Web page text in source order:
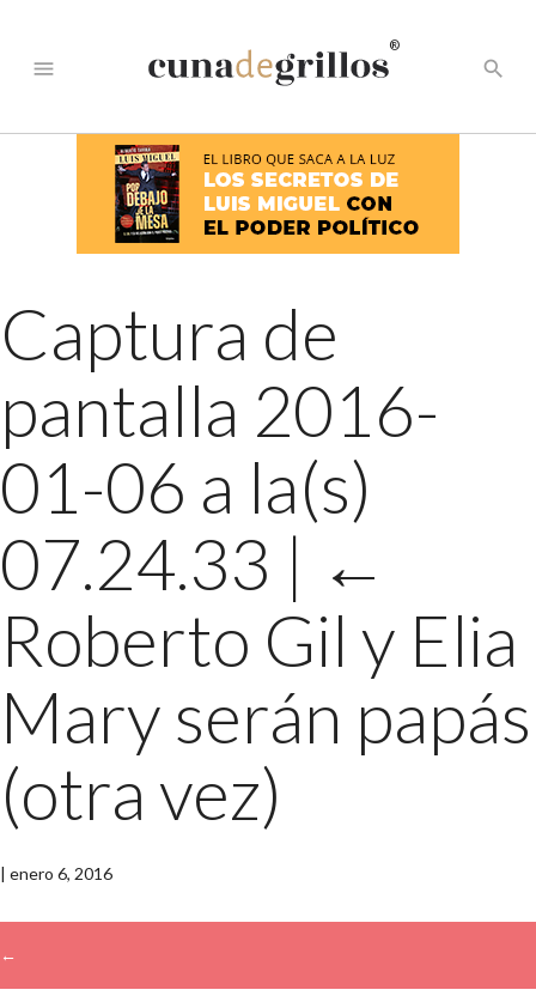
menu
®
search
Captura de
pantalla 2016-
01-06 a la(s)
07.24.33 | ←
Roberto Gil y Elia
Mary serán papás
(otra vez)
| enero 6, 2016
←